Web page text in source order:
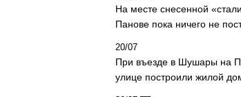
На месте снесенной
Панове пока ничего не
20/07
При въезде в Шушары на
улице построили жилой